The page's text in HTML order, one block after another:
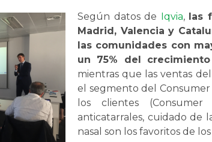
Según datos de Iqvia, las
Madrid, Valencia y
las comunidades con
un 75% del
mientras que las ventas
el segmento del
los clientes
anticatarrales, cuidado de
nasal son los favoritos de